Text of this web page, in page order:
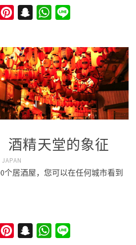
WeChatPinterestSnapchatWhatsApp
酒精天堂的象征
个居酒屋，您可以在任何城市看到
WeChatPinterestSnapchatWhatsApp